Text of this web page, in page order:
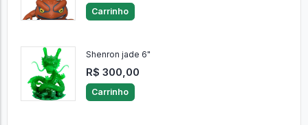
Carrinho
Shenron jade 6"
R$ 300,00
Carrinho